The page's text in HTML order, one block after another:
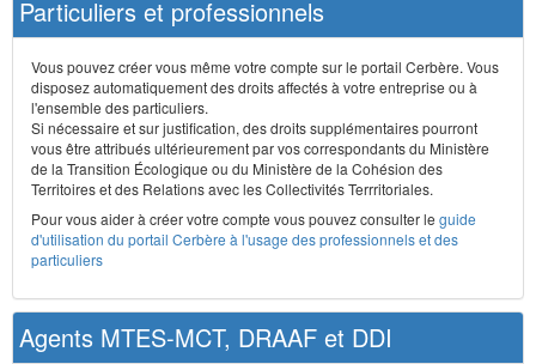
Particuliers et professionnels
Vous pouvez créer vous même votre compte sur le portail Cerbère. Vous
disposez automatiquement des droits affectés à votre entreprise ou à
l'ensemble des particuliers.
Si nécessaire et sur justification, des droits supplémentaires pourront
vous être attribués ultérieurement par vos correspondants du Ministère
de la Transition Écologique ou du Ministère de la Cohésion des
Territoires et des Relations avec les Collectivités Terrritoriales.
Pour vous aider à créer votre compte vous pouvez consulter le guide
d'utilisation du portail Cerbère à l'usage des professionnels et des
particuliers
Agents MTES-MCT, DRAAF et DDI